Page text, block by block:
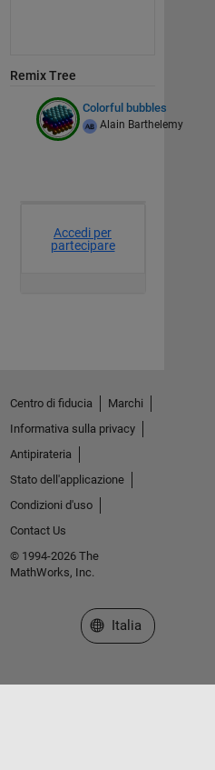
Remix Tree
Colorful bubbles
Alain Barthelemy
Centro di fiducia
Marchi
Informativa sulla privacy
Antipirateria
Stato dell'applicazione
Condizioni d'uso
Contact Us
© 1994-2026 The
MathWorks, Inc.
Seleziona un sito web
Italia